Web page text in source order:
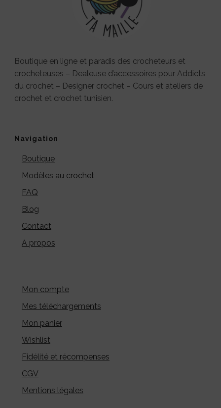
Boutique en ligne et paradis des crocheteurs et
crocheteuses – Dealeuse d’accessoires pour Addicts
du crochet – Designer crochet – Cours et ateliers de
crochet et crochet tunisien.
Navigation
Boutique
Modèles au crochet
FAQ
Blog
Contact
A propos
Mon compte
Mes téléchargements
Mon panier
Wishlist
Fidélité et récompenses
CGV
Mentions légales